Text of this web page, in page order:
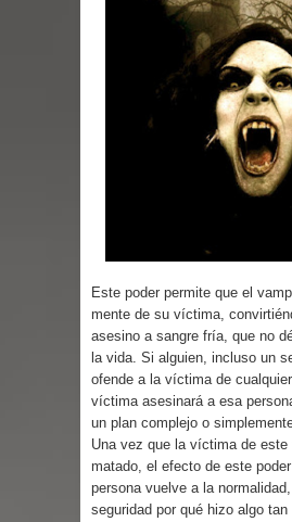
Parte 06: Coletazos
Parte 05: Los
Parte 04: Oídos
Parte 03: La Traición
Parte 03: Reflexiones
Este poder permite que el
mente de su víctima,
asesino a sangre fría, que no
la vida. Si alguien, incluso un
ofende a la víctima de
víctima asesinará a esa
un plan complejo o
Una vez que la víctima de este
matado, el efecto de este
persona vuelve a la
seguridad por qué hizo algo tan